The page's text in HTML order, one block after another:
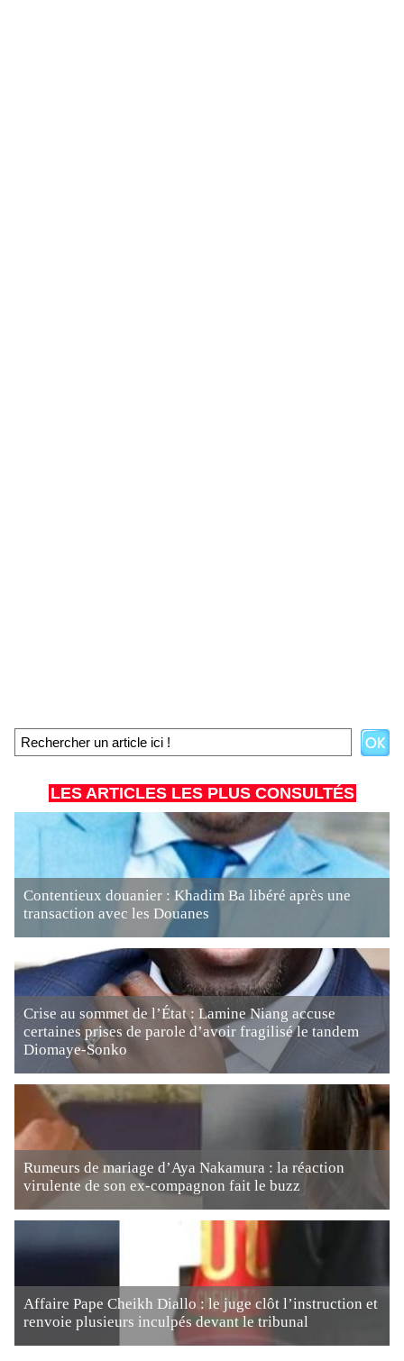
LES ARTICLES LES PLUS CONSULTÉS
Contentieux douanier : Khadim Ba libéré après une
transaction avec les Douanes
Crise au sommet de l’État : Lamine Niang accuse
certaines prises de parole d’avoir fragilisé le tandem
Diomaye-Sonko
Rumeurs de mariage d’Aya Nakamura : la réaction
virulente de son ex-compagnon fait le buzz
Affaire Pape Cheikh Diallo : le juge clôt l’instruction et
renvoie plusieurs inculpés devant le tribunal